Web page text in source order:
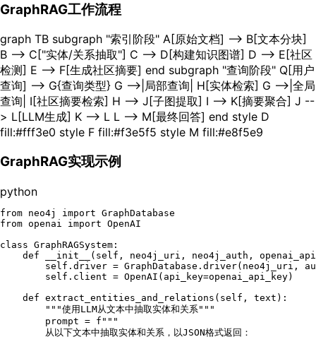
GraphRAG工作流程
graph TB subgraph "索引阶段" A[原始文档] --> B[文本分块]
B --> C["实体/关系抽取"] C --> D[构建知识图谱] D --> E[社区
检测] E --> F[生成社区摘要] end subgraph "查询阶段" Q[用户
查询] --> G{查询类型} G -->|局部查询| H[实体检索] G -->|全局
查询| I[社区摘要检索] H --> J[子图提取] I --> K[摘要聚合] J --
> L[LLM生成] K --> L L --> M[最终回答] end style D
fill:#fff3e0 style F fill:#f3e5f5 style M fill:#e8f5e9
GraphRAG实现示例
python
from neo4j import
from openai import OpenAI
class GraphRAGSystem :
def
__init__ ( self, neo4j_uri, neo4j_auth,
self .driver = GraphDatabase.driver(neo4j_uri,
self .client = OpenAI(api_key=openai_api_key)
def extract_entities_and_relations ( self, text ):
"""使用LLM从文本中抽取实体和关系"""
        prompt =
f"""
        从以下文本中抽取实体和关系，以JSON格式返回：